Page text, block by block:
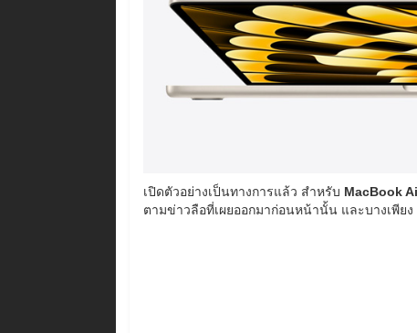
เปิดตัวอย่างเป็นทางการแล้ว สำหรับ MacBook
ตามข่าวลือที่เผยออกมาก่อนหน้านั้น และบางเพีย